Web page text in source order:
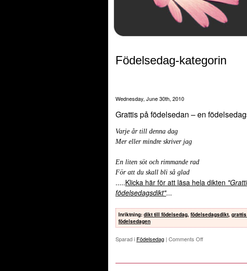
Födelsedag-kategorin
Wednesday, June 30th, 2010
Grattis på födelsedan – en
Varje år till denna dag
Mer eller mindre skriver jag
En liten söt och rimmande rad
För att du skall bli så glad
.....Klicka här för att läsa hela dikten
födelsedagsdikt"...
Inriktning: dikt till födelsedag, födelsedagsdikt,
födelsedagen
Sparad i Födelsedag | Comments Off